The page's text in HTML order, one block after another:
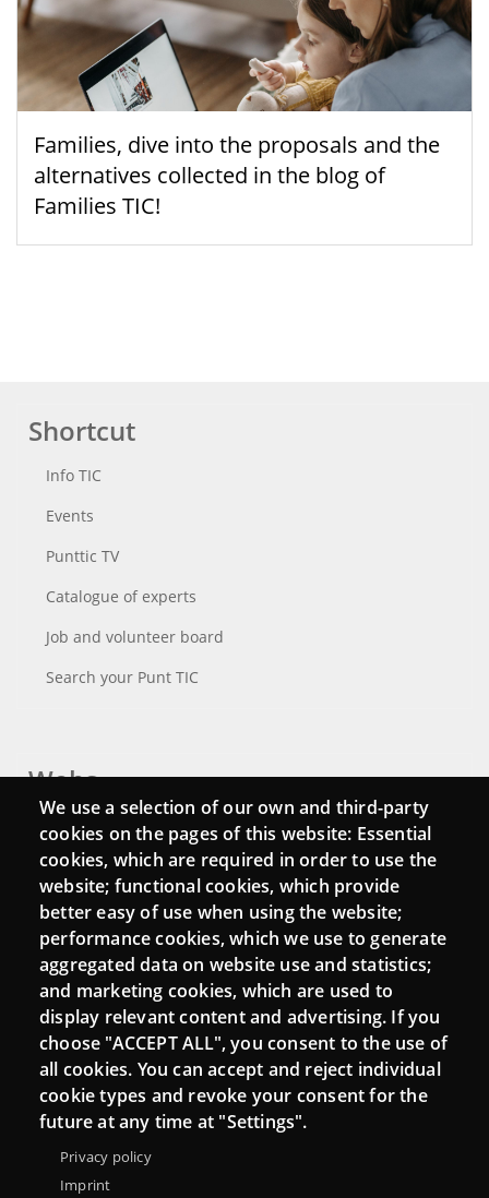
Families, dive into the proposals and the
alternatives collected in the blog of
Families TIC!
Shortcut
Info TIC
Events
Punttic TV
Catalogue of experts
Job and volunteer board
Search your Punt TIC
Webs
Login
Mattermost Punt TIC
Moodle CampusLab
Connect
Contact
Newsletters
We use a selection of our own and third-party
cookies on the pages of this website: Essential
cookies, which are required in order to use the
website; functional cookies, which provide
better easy of use when using the website;
performance cookies, which we use to generate
aggregated data on website use and statistics;
and marketing cookies, which are used to
display relevant content and advertising. If you
choose "ACCEPT ALL", you consent to the use of
all cookies. You can accept and reject individual
cookie types and revoke your consent for the
future at any time at "Settings".
Privacy policy
Imprint